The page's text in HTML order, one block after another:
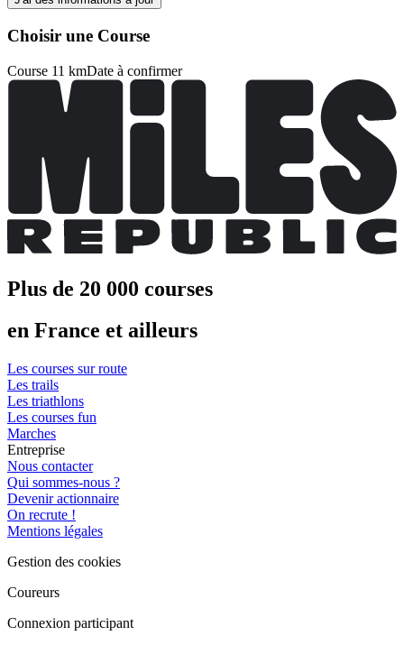
Choisir une Course
Course 11 kmDate à confirmer
Plus de 20 000 courses
en France et ailleurs
Les courses sur route
Les trails
Les triathlons
Les courses fun
Marches
Entreprise
Nous contacter
Qui sommes-nous ?
Devenir actionnaire
On recrute !
Mentions légales
Gestion des cookies
Coureurs
Connexion participant